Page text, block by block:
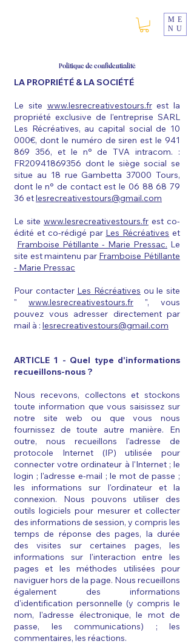
ME
NU
Politique de confidentialité
LA PROPRIÉTÉ & LA SOCIÉTÉ
Le site www.lesrecreativestours.frest la
propriété exclusive de l'entreprise SARL
Les Récréatives, au capital social de 10
000€, dont le numéro de siren est le 941
869 356, et le n° de TVA intracom. :
FR20941869356 dont le siège social se
situe au 18 rue Gambetta 37000 Tours,
dont le n° de contact est le 06 88 68 79
36 etlesrecreativestours@gmail.com
Le site www.lesrecreativestours.fr est co-
édité et co-rédigé par Les Récréatives et
Framboise Pétillante - Marie Pressac. Le
site est maintenu par Framboise Pétillante
- Marie Pressac
Pour contacter Les Récréatives ou le site
" www.lesrecreativestours.fr ", vous
pouvez vous adresser directement par
mail à : lesrecreativestours@gmail.com
ARTICLE 1 - Quel type d'informations
recueillons-nous ?
Nous recevons, collectons et stockons
toute information que vous saisissez sur
notre site web ou que vous nous
fournissez de toute autre manière. En
outre, nous recueillons l'adresse de
protocole Internet (IP) utilisée pour
connecter votre ordinateur à l'Internet ; le
login ; l'adresse e-mail ; le mot de passe ;
les informations sur l'ordinateur et la
connexion. Nous pouvons utiliser des
outils logiciels pour mesurer et collecter
des informations de session, y compris les
temps de réponse des pages, la durée
des visites sur certaines pages, les
informations sur l'interaction entre les
pages et les méthodes utilisées pour
naviguer hors de la page. Nous recueillons
également des informations
d'identification personnelle (y compris le
nom, l'adresse électronique, le mot de
passe, les communications) ; les
commentaires, les réactions.